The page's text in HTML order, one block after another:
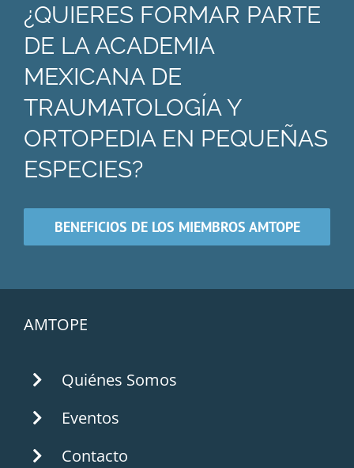
¿QUIERES FORMAR PARTE
DE LA ACADEMIA
MEXICANA DE
TRAUMATOLOGÍA Y
ORTOPEDIA EN PEQUEÑAS
ESPECIES?
BENEFICIOS DE LOS MIEMBROS AMTOPE
AMTOPE
Quiénes Somos
Eventos
Contacto